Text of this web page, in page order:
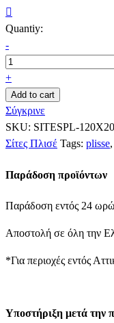
Quantiy:
-
+
Add to cart
Σύγκρινε
SKU: SITESPL-
Σίτες Πλισέ Tags: plisse,
Παράδοση προϊόντων
Παράδοση εντός 24
Αποστολή σε όλη την
*Για περιοχές εντός
Υποστήριξη μετά την